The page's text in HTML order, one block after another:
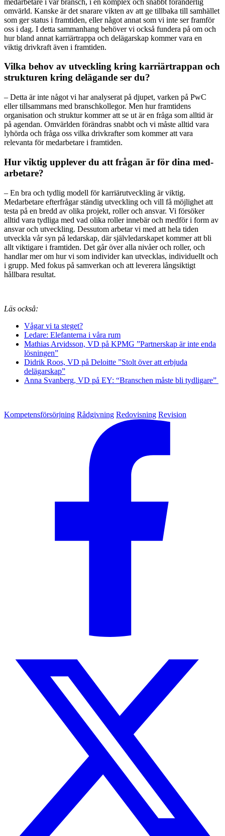
omvärld. Kanske är det snarare vikten av att ge tillbaka till samhället
som ger status i framtiden, eller något annat som vi inte ser framför
oss i dag. I detta sammanhang behöver vi också fundera på om och
hur bland annat karriärtrappa och delägarskap kommer vara en
viktig drivkraft även i framtiden.
Vilka behov av utveckling kring karriärtrappan och
strukturen kring delägande ser du?
– Detta är inte något vi har analyserat på djupet, varken på PwC
eller tillsammans med branschkollegor. Men hur framtidens
organisation och struktur kommer att se ut är en fråga som alltid är
på agendan. Omvärlden förändras snabbt och vi måste alltid vara
lyhörda och fråga oss vilka drivkrafter som kommer att vara
relevanta för medarbetare i framtiden.
Hur viktig upplever du att ­frågan är för dina ­med­
arbetare?
– En bra och tydlig modell för karriärutveckling är viktig.
Medarbetare efterfrågar ständig utveckling och vill få möjlighet att
testa på en bredd av olika projekt, roller och ansvar. Vi försöker
alltid vara tydliga med vad olika roller innebär och medför i form av
ansvar och utveckling. Dessutom arbetar vi med att hela tiden
utveckla vår syn på ledarskap, där självledar­skapet kommer att bli
allt viktigare i framtiden. Det går över alla nivåer och roller, och
handlar mer om hur vi som individer kan utvecklas, individuellt och
i grupp. Med fokus på samverkan och att leverera långsiktigt
hållbara resultat.
Läs också:
Vågar vi ta steget?
Ledare: Elefanterna i våra rum
Mathias Arvidsson, VD på KPMG ”Partnerskap är inte enda
lösningen”
Didrik Roos, VD på Deloitte ”Stolt över att erbjuda
delägarskap”
Anna Svanberg, VD på EY: “Branschen måste bli tydligare”
Kompetensförsörjning Rådgivning Redovisning Revision